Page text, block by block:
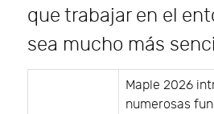
que trabajar en el
sea mucho más
Maple 2026
numerosas